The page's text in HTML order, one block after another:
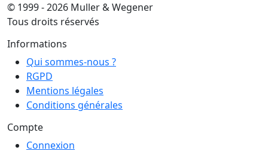
© 1999 - 2026 Muller & Wegener
Tous droits réservés
Informations
Qui sommes-nous ?
RGPD
Mentions légales
Conditions générales
Compte
Connexion